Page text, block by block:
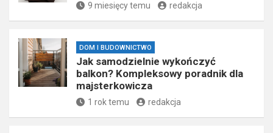
9 miesięcy temu redakcja
DOM I BUDOWNICTWO
Jak samodzielnie wykończyć
balkon? Kompleksowy poradnik dla
majsterkowicza
1 rok temu redakcja